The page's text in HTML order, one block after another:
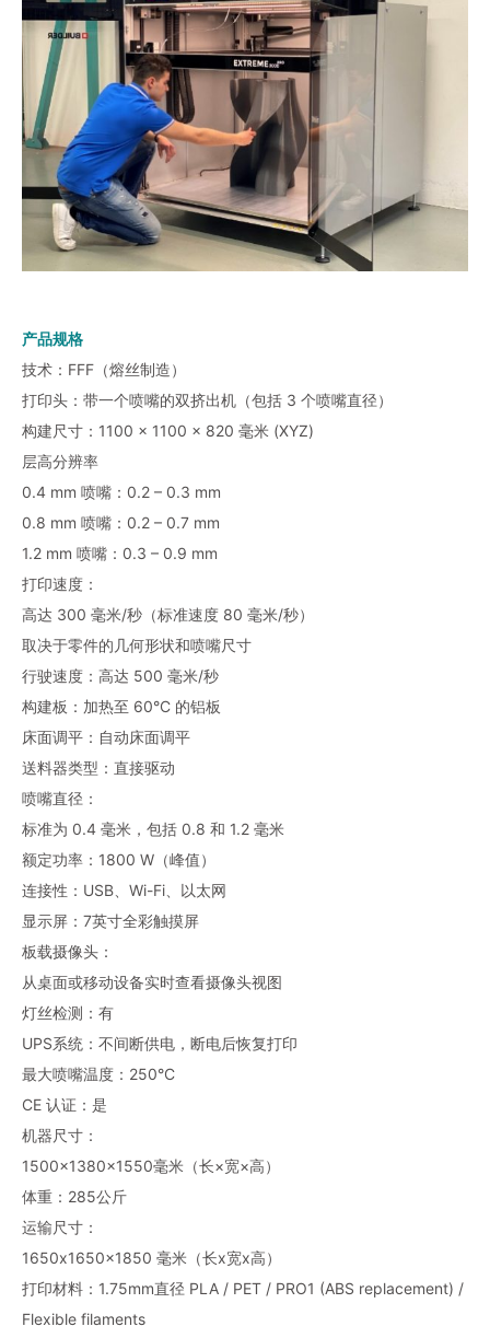
产品规格
技术：FFF（熔丝制造）
打印头：带一个喷嘴的双挤出机（包括 3 个喷嘴直径）
构建尺寸：1100 × 1100 × 820 毫米 (XYZ)
层高分辨率
0.4 mm 喷嘴：0.2 – 0.3 mm
0.8 mm 喷嘴：0.2 – 0.7 mm
1.2 mm 喷嘴：0.3 – 0.9 mm
打印速度：
高达 300 毫米/秒（标准速度 80 毫米/秒）
取决于零件的几何形状和喷嘴尺寸
行驶速度：高达 500 毫米/秒
构建板：加热至 60°C 的铝板
床面调平：自动床面调平
送料器类型：直接驱动
喷嘴直径：
标准为 0.4 毫米，包括 0.8 和 1.2 毫米
额定功率：1800 W（峰值）
连接性：USB、Wi-Fi、以太网
显示屏：7英寸全彩触摸屏
板载摄像头：
从桌面或移动设备实时查看摄像头视图
灯丝检测：有
UPS系统：不间断供电，断电后恢复打印
最大喷嘴温度：250°C
CE 认证：是
机器尺寸：
1500×1380×1550毫米（长×宽×高）
体重：285公斤
运输尺寸：
1650x1650x1850 毫米（长x宽x高）
打印材料：1.75mm直径 PLA / PET / PRO1 (ABS replacement) /
Flexible filaments